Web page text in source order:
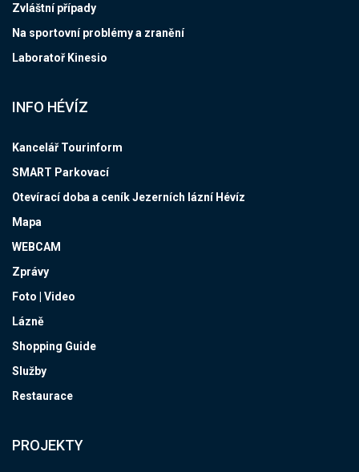
Zvláštní případy
Na sportovní problémy a zranění
Laboratoř Kinesio
INFO HÉVÍZ
Kancelář Tourinform
SMART Parkovací
Otevírací doba a ceník Jezerních lázní Hévíz
Mapa
WEBCAM
Zprávy
Foto | Video
Lázně
Shopping Guide
Služby
Restaurace
PROJEKTY